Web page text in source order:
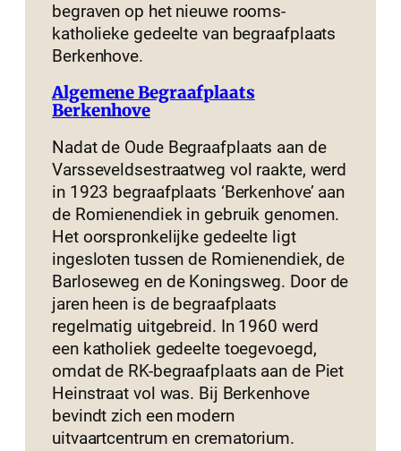
begraven op het nieuwe rooms-
katholieke gedeelte van begraafplaats
Berkenhove.
Algemene Begraafplaats
Berkenhove
Nadat de Oude Begraafplaats aan de
Varsseveldsestraatweg vol raakte, werd
in 1923 begraafplaats ‘Berkenhove’ aan
de Romienendiek in gebruik genomen.
Het oorspronkelijke gedeelte ligt
ingesloten tussen de Romienendiek, de
Barloseweg en de Koningsweg. Door de
jaren heen is de begraafplaats
regelmatig uitgebreid. In 1960 werd
een katholiek gedeelte toegevoegd,
omdat de RK-begraafplaats aan de Piet
Heinstraat vol was. Bij Berkenhove
bevindt zich een modern
uitvaartcentrum en crematorium.